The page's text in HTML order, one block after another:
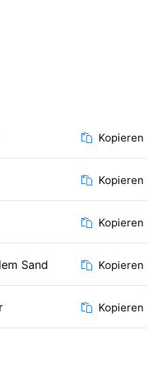
Kopieren
Kopieren
Kopieren
Sand Kopieren
Kopieren